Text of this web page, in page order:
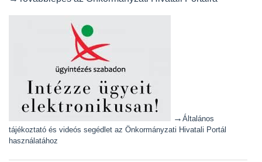
→ Általános
tájékoztató és videós segédlet az Önkormányzati Hivatali Portál
használatához